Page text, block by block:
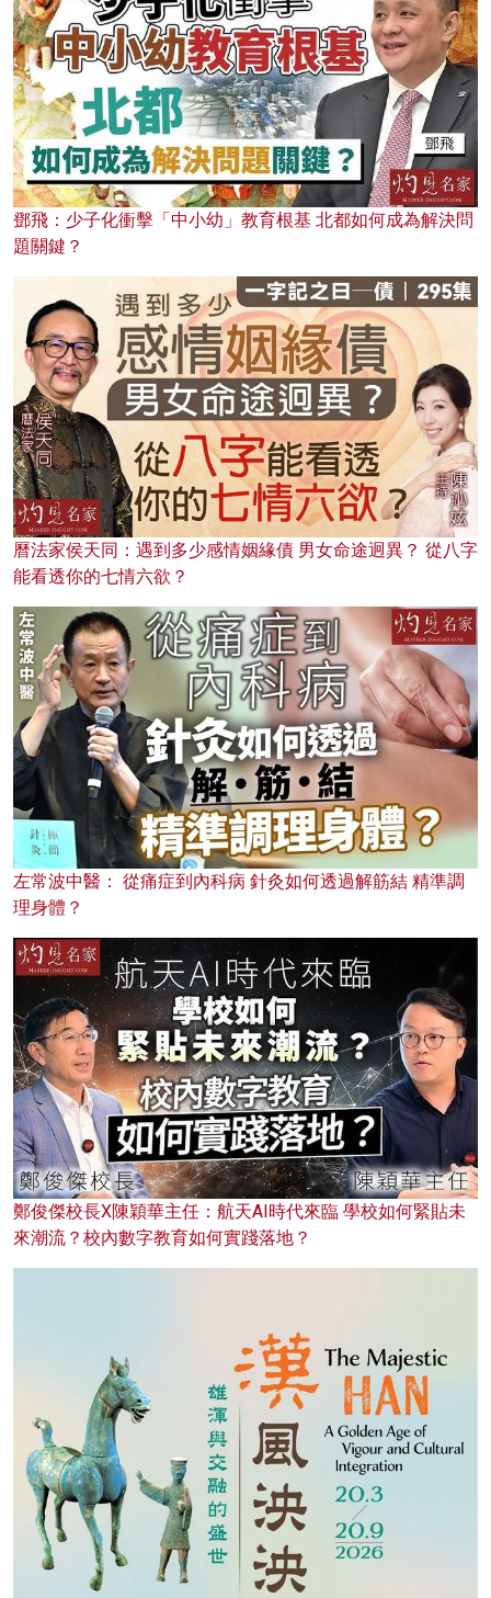
鄧飛：少子化衝擊「中小幼」教育根基 北都如何成為解決問
題關鍵？
曆法家侯天同：遇到多少感情姻緣債 男女命途迥異？ 從八字
能看透你的七情六欲？
左常波中醫： 從痛症到內科病 針灸如何透過解筋結 精準調
理身體？
鄭俊傑校長X陳穎華主任：航天AI時代來臨 學校如何緊貼未
來潮流？校內數字教育如何實踐落地？